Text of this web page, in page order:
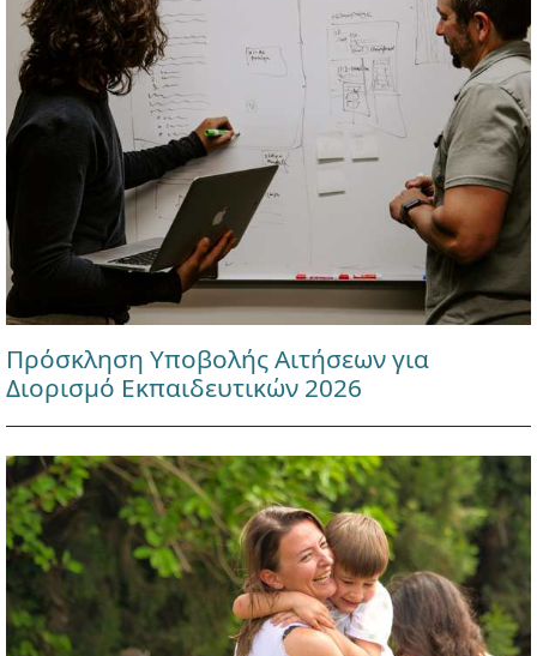
Πρόσκληση Υποβολής Αιτήσεων για
Διορισμό Εκπαιδευτικών 2026